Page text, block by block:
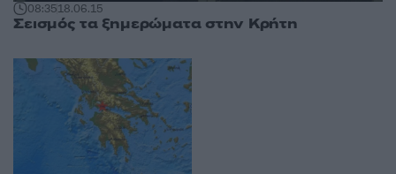
08:3518.06.15
Σεισμός τα ξημερώματα στην Κρήτη